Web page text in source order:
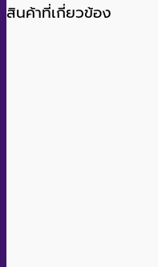
สินค้าที่เกี่ยวข้อง